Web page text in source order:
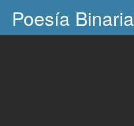
Poesía Binaria